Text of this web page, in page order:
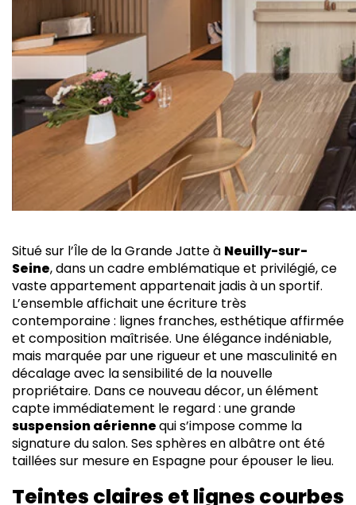
Situé sur l’Île de la Grande Jatte à Neuilly-sur-
Seine, dans un cadre emblématique et privilégié, ce
vaste appartement appartenait jadis à un sportif.
L’ensemble affichait une écriture très
contemporaine : lignes franches, esthétique affirmée
et composition maîtrisée. Une élégance indéniable,
mais marquée par une rigueur et une masculinité en
décalage avec la sensibilité de la nouvelle
propriétaire. Dans ce nouveau décor, un élément
capte immédiatement le regard : une grande
suspension aériennequi s’impose comme la
signature du salon. Ses sphères en albâtre ont été
taillées sur mesure en Espagne pour épouser le lieu.
Teintes claires et lignes courbes